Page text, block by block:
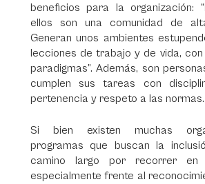
beneficios para la organización:
ellos son una comunidad de
Generan unos ambientes
lecciones de trabajo y de vida,
paradigmas”. Además, son
cumplen sus tareas con
pertenencia y respeto a las normas.
Si bien existen muchas
programas que buscan la
camino largo por recorrer en
especialmente frente al